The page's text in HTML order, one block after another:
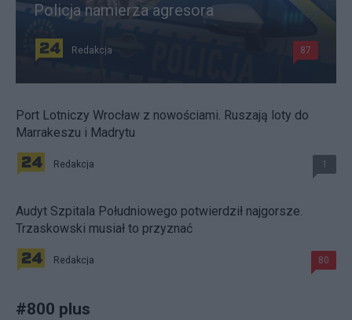
Policja namierza agresora
Redakcja 87
Port Lotniczy Wrocław z nowościami. Ruszają loty do
Marrakeszu i Madrytu
Redakcja 1
Audyt Szpitala Południowego potwierdził najgorsze.
Trzaskowski musiał to przyznać
Redakcja 80
#800 plus